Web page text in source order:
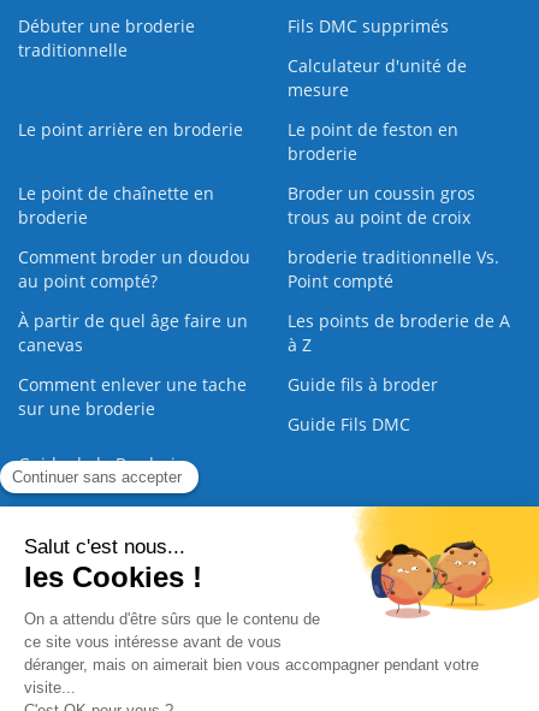
Débuter une broderie
traditionnelle
Fils DMC supprimés
Calculateur d'unité de
mesure
Le point arrière en broderie
Le point de feston en
broderie
Le point de chaînette en
broderie
Broder un coussin gros
trous au point de croix
Comment broder un doudou
au point compté?
broderie traditionnelle Vs.
Point compté
À partir de quel âge faire un
canevas
Les points de broderie de A
à Z
Comment enlever une tache
sur une broderie
Guide fils à broder
Guide Fils DMC
Guide de la Broderie
Nous contacter |
Paiement sécurisé